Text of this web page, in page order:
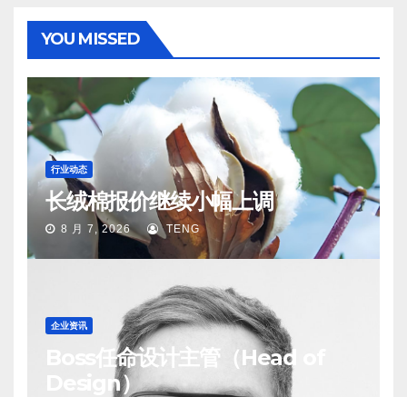
YOU MISSED
行业动态
长绒棉报价继续小幅上调
8 月 7, 2026 TENG
企业资讯
Boss任命设计主管（Head of
Design）